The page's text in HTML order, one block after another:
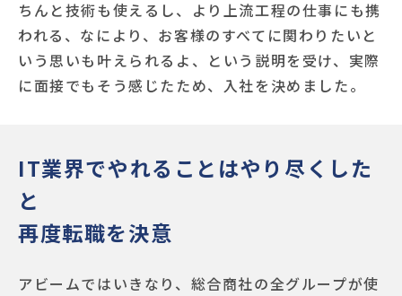
ちんと技術も使えるし、より上流工程の仕事にも携
われる、なにより、お客様のすべてに関わりたいと
いう思いも叶えられるよ、という説明を受け、実際
に面接でもそう感じたため、入社を決めました。
IT業界でやれることはやり尽くした
と
再度転職を決意
アビームではいきなり、総合商社の全グループが使